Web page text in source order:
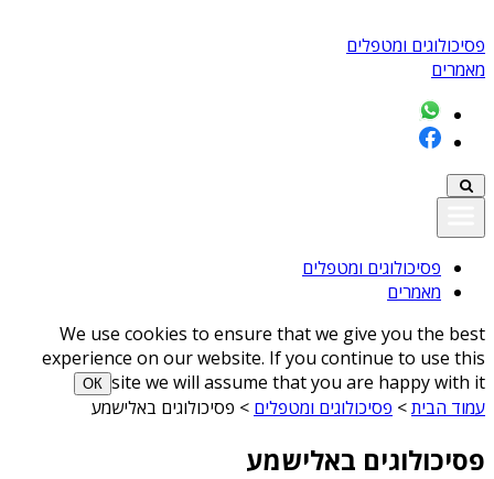
פסיכולוגים ומטפלים
מאמרים
פסיכולוגים ומטפלים
מאמרים
We use cookies to ensure that we give you the best
experience on our website. If you continue to use this
site we will assume that you are happy with it
ОК
עמוד הבית> פסיכולוגים ומטפלים > פסיכולוגים באלישמע
פסיכולוגים באלישמע